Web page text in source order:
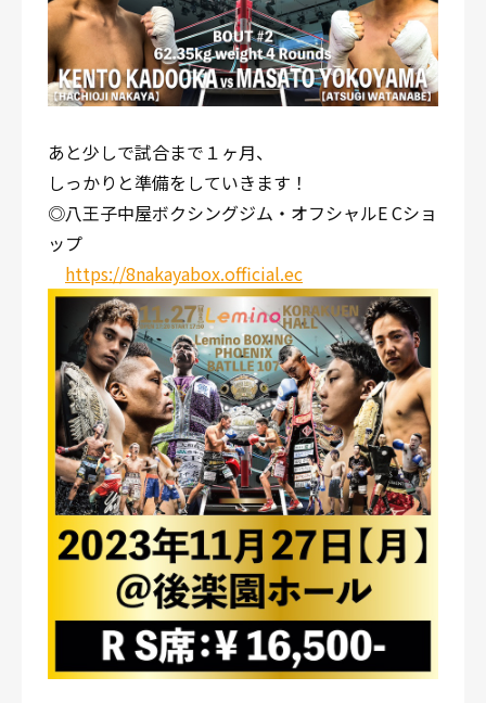
あと少しで試合まで１ヶ月、
しっかりと準備をしていきます！
◎八王子中屋ボクシングジム・オフシャルE Cショ
ップ
https://8nakayabox.official.ec